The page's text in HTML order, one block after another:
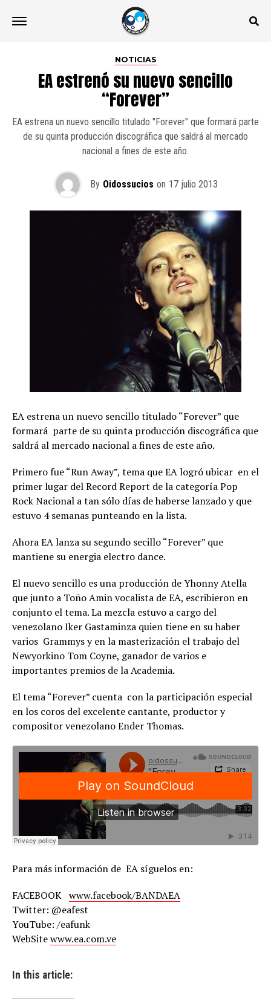
NOTICIAS
EA estrenó su nuevo sencillo
“Forever”
EA estrena un nuevo sencillo titulado "Forever" que formará parte
de su quinta producción discográfica que saldrá al mercado
nacional a fines de este año.
By Oidossucios on 17 julio 2013
EA estrena un nuevo sencillo titulado “Forever” que
formará parte de su quinta producción discográfica que
saldrá al mercado nacional a fines de este año.
Primero fue “Run Away”, tema que EA logró ubicar en el
primer lugar del Record Report de la categoría Pop
Rock Nacional a tan sólo días de haberse lanzado y que
estuvo 4 semanas punteando en la lista.
Ahora EA lanza su segundo secillo “Forever” que
mantiene su energia electro dance.
El nuevo sencillo es una producción de Yhonny Atella
que junto a Toño Amin vocalista de EA, escribieron en
conjunto el tema. La mezcla estuvo a cargo del
venezolano Iker Gastaminza quien tiene en su haber
varios Grammys y en la masterización el trabajo del
Newyorkino Tom Coyne, ganador de varios e
importantes premios de la Academia.
El tema “Forever” cuenta con la participación especial
en los coros del excelente cantante, productor y
compositor venezolano Ender Thomas.
Para más información de EA síguelos en:
FACEBOOK www.facebook/BANDAEA
Twitter: @eafest
YouTube: /eafunk
WebSitewww.ea.com.ve
In this article: